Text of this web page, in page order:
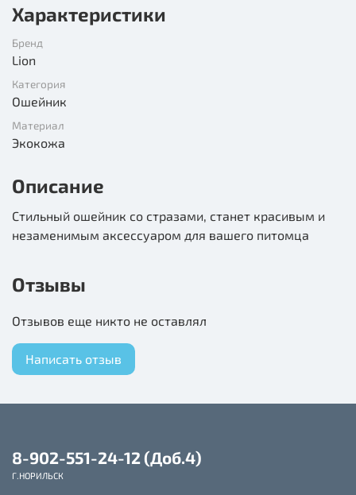
Характеристики
Бренд
Lion
Категория
Ошейник
Материал
Экокожа
Описание
Стильный ошейник со стразами, станет красивым и
незаменимым аксессуаром для вашего питомца
Отзывы
Отзывов еще никто не оставлял
Написать отзыв
8-902-551-24-12 (Доб.4)
Г.НОРИЛЬСК